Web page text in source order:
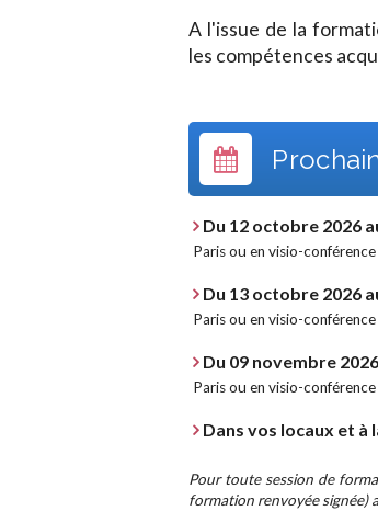
A l'issue de la
les compétences
Du 12 octobre 2026
Paris ou en visio-conférence
Du 13 octobre 2026
Paris ou en visio-conférence
Du 09 novembre
Paris ou en visio-conférence
Dans vos locaux et à
Pour toute session de
formation renvoyée signée)